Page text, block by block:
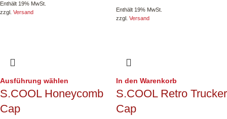
Enthält 19% MwSt.
zzgl. Versand
Enthält 19% MwSt.
zzgl. Versand
Ausführung wählen
S.COOL Honeycomb
Cap
In den Warenkorb
S.COOL Retro Trucker
Cap